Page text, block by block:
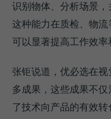
识别物体、分析场景，
这种能力在质检、物流
可以显著提高工作效率
张钜说道，优必选在
多成果，这些成果不
了技术向产品的有效